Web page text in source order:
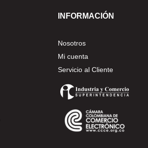
INFORMACIÓN
Nosotros
Mi cuenta
Servicio al Cliente